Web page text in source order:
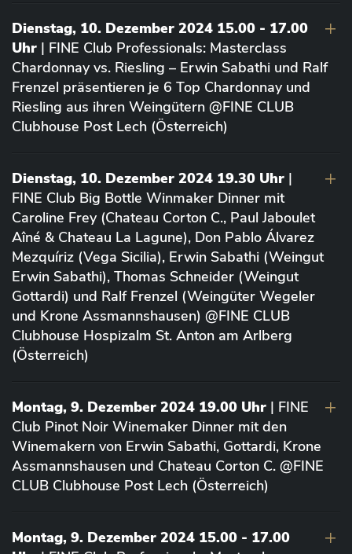
Dienstag, 10. Dezember 2024 15.00 - 17.00
Uhr | FINE Club Professionals: Masterclass
Chardonnay vs. Riesling – Erwin Sabathi und Ralf
Frenzel präsentieren je 6 Top Chardonnay und
Riesling aus ihren Weingütern @FINE CLUB
Clubhouse Post Lech (Österreich)
Dienstag, 10. Dezember 2024 19.30 Uhr |
FINE Club Big Bottle Winmaker Dinner mit
Caroline Frey (Chateau Corton C., Paul Jaboulet
Aîné & Chateau La Lagune), Don Pablo Álvarez
Mezquíriz (Vega Sicilia), Erwin Sabathi (Weingut
Erwin Sabathi), Thomas Schneider (Weingut
Gottardi) und Ralf Frenzel (Weingüter Wegeler
und Krone Assmannshausen) @FINE CLUB
Clubhouse Hospizalm St. Anton am Arlberg
(Österreich)
Montag, 9. Dezember 2024 19.00 Uhr | FINE
Club Pinot Noir Winemaker Dinner mit den
Winemakern von Erwin Sabathi, Gottardi, Krone
Assmannshausen und Chateau Corton C. @FINE
CLUB Clubhouse Post Lech (Österreich)
Montag, 9. Dezember 2024 15.00 - 17.00